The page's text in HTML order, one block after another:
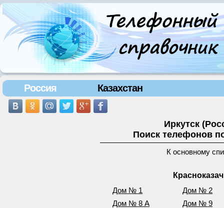
Россия Казахстан
Иркутск
Поиск телефонов
К основному
Дом № 1
Дом № 2
Дом № 8 А
Дом № 9